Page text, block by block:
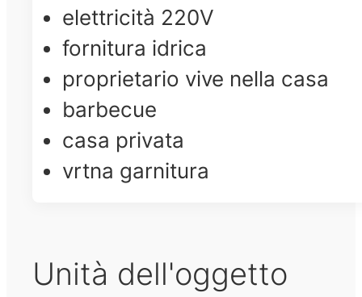
Unità dell'oggetto
elettricità 220V
fornitura idrica
proprietario vive nella casa
barbecue
casa privata
vrtna garnitura